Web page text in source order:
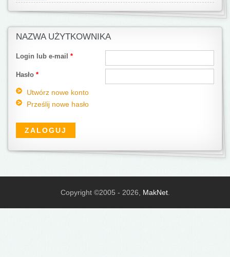
NAZWA UŻYTKOWNIKA
Login lub e-mail *
Hasło *
Utwórz nowe konto
Prześlij nowe hasło
Copyright ©2005 - 2026, MakNet.